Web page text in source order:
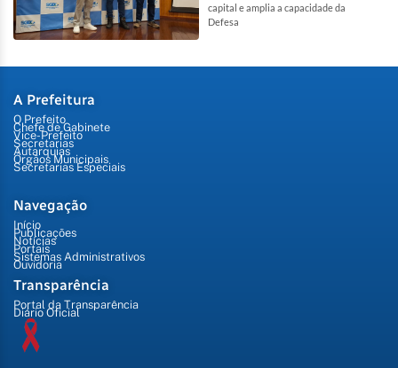
capital e amplia a capacidade da
Defesa
A Prefeitura
O Prefeito
Chefe de Gabinete
Vice-Prefeito
Secretarias
Autarquias
Órgãos Municipais
Secretarias Especiais
Navegação
Início
Publicações
Notícias
Portais
Sistemas Administrativos
Ouvidoria
Transparência
Portal da Transparência
Diário Oficial